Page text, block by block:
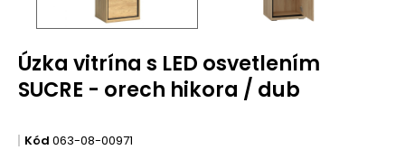
Úzka vitrína s LED osvetlením
SUCRE - orech hikora / dub
Kód 063-08-00971